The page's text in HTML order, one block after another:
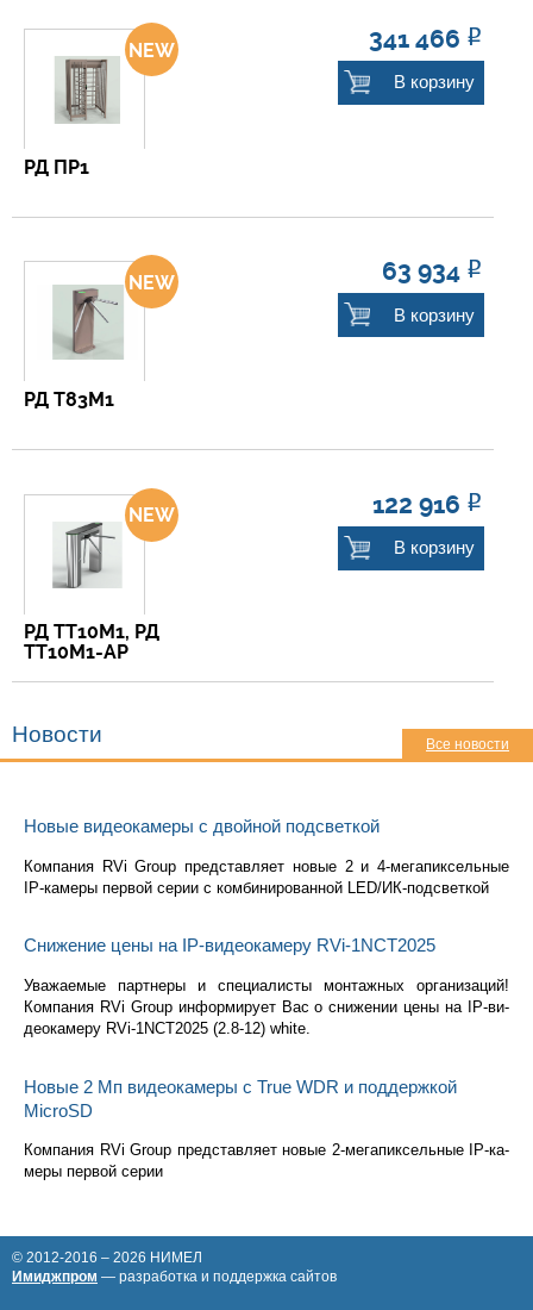
РД ПР1
341 466 Р
В корзину
РД Т83М1
63 934 Р
В корзину
РД ТТ10М1, РД
ТТ10М1-АР
122 916 Р
В корзину
Новости
Новые видеокамеры с двойной подсветкой
Ком­па­ния RVi Group пред­став­ля­ет новые 2 и 4-ме­га­пик­сель­ные
IP-ка­ме­ры пер­вой серии с ком­би­ни­ро­ван­ной LED/ИК-под­свет­кой
Снижение цены на IP-видеокамеру RVi-1NCT2025
Ува­жа­е­мые парт­не­ры и спе­ци­а­ли­сты мон­таж­ных ор­га­ни­за­ций!
Ком­па­ния RVi Group ин­фор­ми­ру­ет Вас о сни­же­нии цены на IP-ви­
део­ка­ме­ру RVi-1NCT2025 (2.8-12) white.
Новые 2 Мп видеокамеры с True WDR и поддержкой
MicroSD
Ком­па­ния RVi Group пред­став­ля­ет новые 2-ме­га­пик­сель­ные IP-ка­
ме­ры пер­вой серии
Все новости
© 2012-2016 – 2026 НИМЕЛ
Имиджпром — разработка и поддержка сайтов